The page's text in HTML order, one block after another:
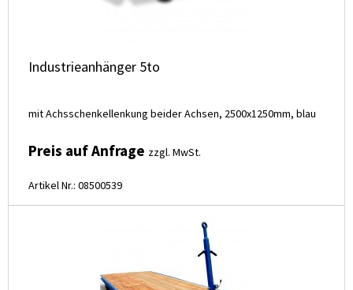
Industrieanhänger 5to
mit Achsschenkellenkung beider Achsen, 2500x1250mm, blau
Preis auf Anfrage zzgl. MwSt.
Artikel Nr.: 08500539